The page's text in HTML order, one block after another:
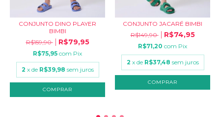
CONJUNTO DINO PLAYER
BIMBI
R$159,90
R$79,95
R$75,95 com Pix
2 x de R$39,98 sem juros
COMPRAR
CONJUNTO JACARÉ BIMBI
R$149,90
R$74,95
R$71,20 com Pix
2 x de R$37,48 sem juros
COMPRAR